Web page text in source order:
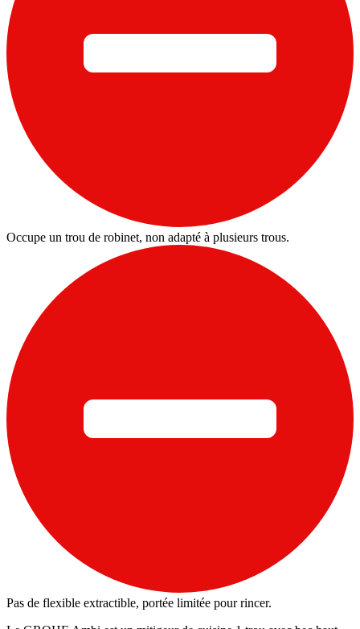
Occupe un trou de robinet, non adapté à plusieurs trous.
Pas de flexible extractible, portée limitée pour rincer.